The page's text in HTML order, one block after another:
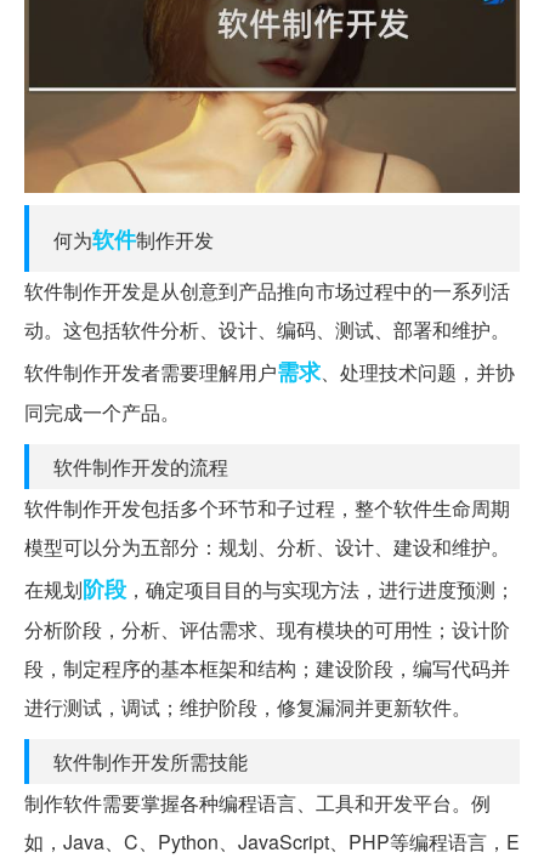
何为软件制作开发
软件制作开发是从创意到产品推向市场过程中的一系列活
动。这包括软件分析、设计、编码、测试、部署和维护。
软件制作开发者需要理解用户需求、处理技术问题，并协
同完成一个产品。
软件制作开发的流程
软件制作开发包括多个环节和子过程，整个软件生命周期
模型可以分为五部分：规划、分析、设计、建设和维护。
在规划阶段 ，确定项目目的与实现方法，进行进度预测；
分析阶段，分析、评估需求、现有模块的可用性；设计阶
段，制定程序的基本框架和结构；建设阶段，编写代码并
进行测试，调试；维护阶段，修复漏洞并更新软件。
软件制作开发所需技能
制作软件需要掌握各种编程语言、工具和开发平台。例
如，Java、C、Python、JavaScript、PHP等编程语言，E